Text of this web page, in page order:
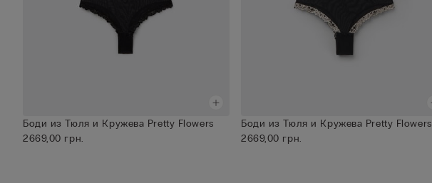
Боди из Тюля и Кружева Pretty Flowers
2669,00 грн.
Боди из Тюля и Кружева Pretty Flowers
2669,00 грн.